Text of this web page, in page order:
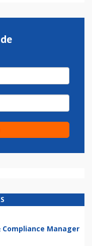
Compliance Manager